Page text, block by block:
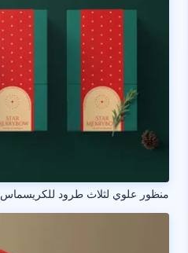
منظور علوي لثلاث طرود للكريسماس